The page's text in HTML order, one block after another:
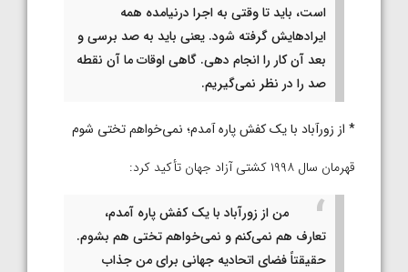
است، باید تا وقتی به اجرا درنیامده همه
ایرادهایش گرفته شود. یعنی باید به صد برسی و
بعد آن کار را انجام دهی. گاهی اوقات ما آن نقطه
صد را در نظر نمی‌گیریم.
* از زورآباد با یک کفش پاره آمدم؛ نمی‌خواهم تختی شوم
قهرمان سال ۱۹۹۸ کشتی آزاد جهان تأکید کرد:
من از زورآباد با یک کفش پاره آمدم،
تعارف هم نمی‌کنم و نمی‌خواهم تختی هم بشوم.
حقیقتاً فضای اتحادیه جهانی برای من جذاب